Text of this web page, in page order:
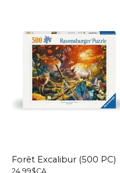
Forêt Excalibur (500 PC)
24,99$CA